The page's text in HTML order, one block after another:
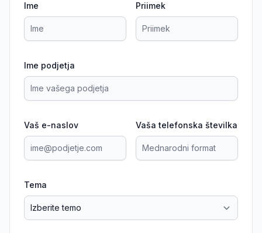
Ime Priimek
Ime podjetja
Vaš e-naslov Vaša telefonska številka
Tema